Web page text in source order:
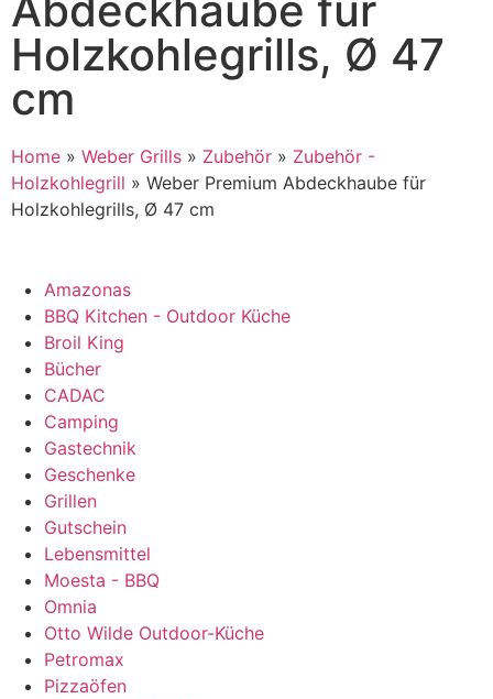
Abdeckhaube für
Holzkohlegrills, Ø 47
cm
Home » Weber Grills » Zubehör » Zubehör -
Holzkohlegrill » Weber Premium Abdeckhaube für
Holzkohlegrills, Ø 47 cm
Amazonas
BBQ Kitchen - Outdoor Küche
Broil King
Bücher
CADAC
Camping
Gastechnik
Geschenke
Grillen
Gutschein
Lebensmittel
Moesta - BBQ
Omnia
Otto Wilde Outdoor-Küche
Petromax
Pizzaöfen